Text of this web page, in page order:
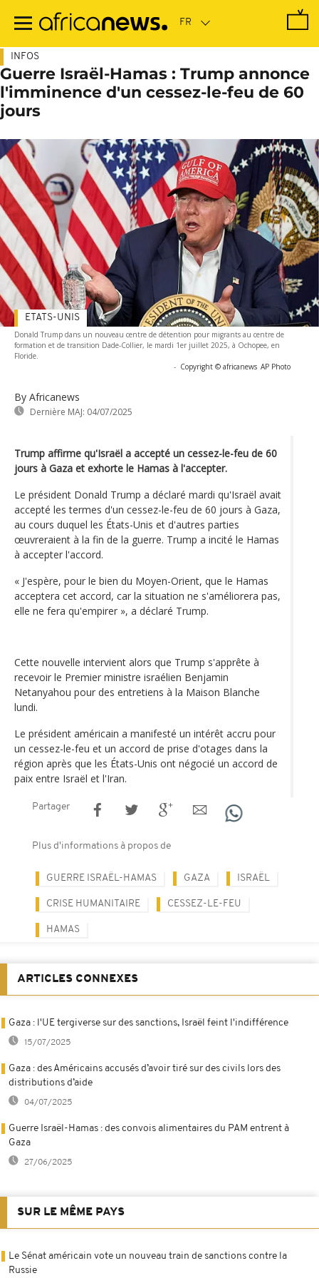
contenu
INFOS
Guerre Israël-Hamas : Trump annonce
l'imminence d'un cessez-le-feu de 60
jours
Donald Trump dans un nouveau centre de détention pour migrants au centre de
formation et de transition Dade-Collier, le mardi 1er juillet 2025, à Ochopee, en
Floride.
- Copyright © africanews AP Photo
By Africanews
Dernière MAJ: 04/07/2025
ETATS-UNIS
Trump affirme qu'Israël a accepté un cessez-le-feu de 60
jours à Gaza et exhorte le Hamas à l'accepter.
Le président Donald Trump a déclaré mardi qu'Israël avait
accepté les termes d'un cessez-le-feu de 60 jours à Gaza,
au cours duquel les États-Unis et d'autres parties
œuvreraient à la fin de la guerre. Trump a incité le Hamas
à accepter l'accord.
« J'espère, pour le bien du Moyen-Orient, que le Hamas
acceptera cet accord, car la situation ne s'améliorera pas,
elle ne fera qu'empirer », a déclaré Trump.
Cette nouvelle intervient alors que Trump s'apprête à
recevoir le Premier ministre israélien Benjamin
Netanyahou pour des entretiens à la Maison Blanche
lundi.
Le président américain a manifesté un intérêt accru pour
un cessez-le-feu et un accord de prise d'otages dans la
région après que les États-Unis ont négocié un accord de
paix entre Israël et l'Iran.
Partager
Plus d'informations à propos de
GUERRE ISRAËL-HAMAS GAZA ISRAËL
CRISE HUMANITAIRE CESSEZ-LE-FEU
HAMAS
ARTICLES CONNEXES
Gaza : l'UE tergiverse sur des sanctions, Israël feint l'indifférence
15/07/2025
Gaza : des Américains accusés d’avoir tiré sur des civils lors des
distributions d’aide
04/07/2025
Guerre Israël-Hamas : des convois alimentaires du PAM entrent à
Gaza
27/06/2025
SUR LE MÊME PAYS
Le Sénat américain vote un nouveau train de sanctions contre la
Russie